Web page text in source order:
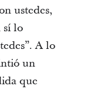
ustedes,
sí lo
A lo
un
que